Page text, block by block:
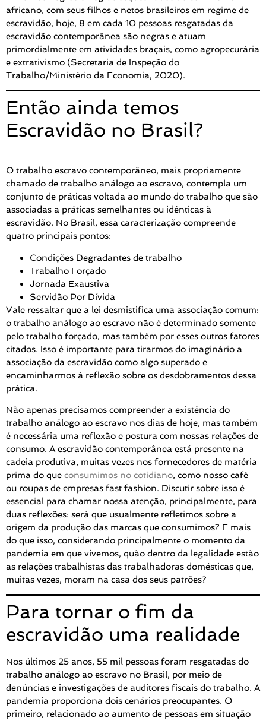
africano, com seus filhos e netos brasileiros em regime de
escravidão, hoje, 8 em cada 10 pessoas resgatadas da
escravidão contemporânea são negras e atuam
primordialmente em atividades braçais, como agropecurária
e extrativismo (Secretaria de Inspeção do
Trabalho/Ministério da Economia, 2020).
Então ainda temos
Escravidão no Brasil?
O trabalho escravo contemporâneo, mais propriamente
chamado de trabalho análogo ao escravo, contempla um
conjunto de práticas voltada ao mundo do trabalho que são
associadas a práticas semelhantes ou idênticas à
escravidão. No Brasil, essa caracterização compreende
quatro principais pontos:
Condições Degradantes de trabalho
Trabalho Forçado
Jornada Exaustiva
Servidão Por Dívida
Vale ressaltar que a lei desmistifica uma associação comum:
o trabalho análogo ao escravo não é determinado somente
pelo trabalho forçado, mas também por esses outros fatores
citados. Isso é importante para tirarmos do imaginário a
associação da escravidão como algo superado e
encaminharmos à reflexão sobre os desdobramentos dessa
prática.
Não apenas precisamos compreender a existência do
trabalho análogo ao escravo nos dias de hoje, mas também
é necessária uma reflexão e postura com nossas relações de
consumo. A escravidão contemporânea está presente na
cadeia produtiva, muitas vezes nos fornecedores de matéria
prima do que consumimos no cotidiano, como nosso café
ou roupas de empresas fast fashion. Discutir sobre isso é
essencial para chamar nossa atenção, principalmente, para
duas reflexões: será que usualmente refletimos sobre a
origem da produção das marcas que consumimos? E mais
do que isso, considerando principalmente o momento da
pandemia em que vivemos, quão dentro da legalidade estão
as relações trabalhistas das trabalhadoras domésticas que,
muitas vezes, moram na casa dos seus patrões?
Para tornar o fim da
escravidão uma realidade
Nos últimos 25 anos, 55 mil pessoas foram resgatadas do
trabalho análogo ao escravo no Brasil, por meio de
denúncias e investigações de auditores fiscais do trabalho. A
pandemia proporciona dois cenários preocupantes. O
primeiro, relacionado ao aumento de pessoas em situação